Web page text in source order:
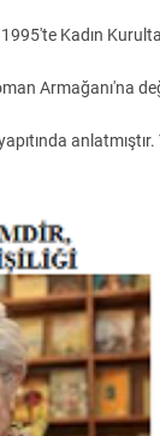
Kadın
Armağanı'na